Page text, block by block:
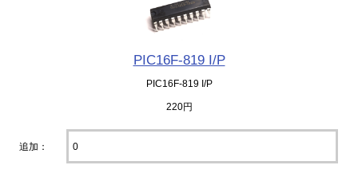
PIC16F-819 I/P
PIC16F-819 I/P
220円
追加：